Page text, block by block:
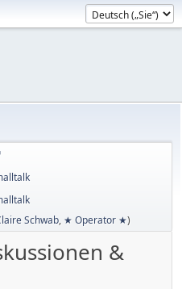
Schwab, ★ Operator ★)
&